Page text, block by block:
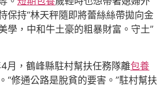
保持“林天秤隨即將蕾絲絲帶拋向金
學，中和牛土豪的粗暴財富。守土”
月，鶴峰縣駐村幫扶任務隊離包養
“修通公路是脫貧的要害。”駐村幫扶